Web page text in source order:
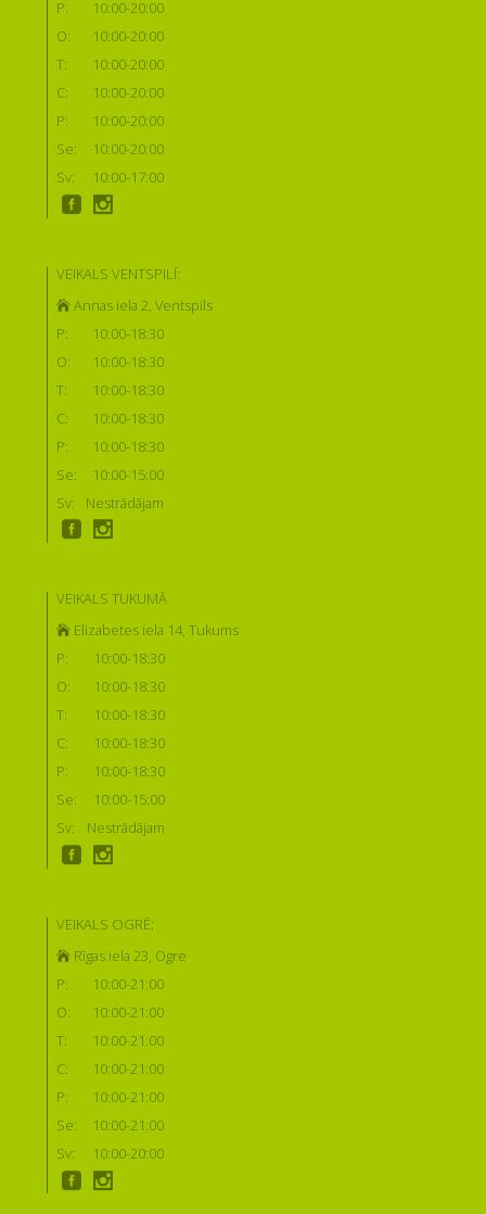
P:
10:00-20:00
O:
10:00-20:00
T:
10:00-20:00
C:
10:00-20:00
P:
10:00-20:00
Se:
10:00-20:00
Sv:
10:00-17:00
VEIKALS VENTSPILĪ:
Annas iela 2, Ventspils
P:
10:00-18:30
O:
10:00-18:30
T:
10:00-18:30
C:
10:00-18:30
P:
10:00-18:30
Se:
10:00-15:00
Sv:
Nestrādājam
VEIKALS TUKUMĀ
Elizabetes iela 14, Tukums
P:
10:00-18:30
O:
10:00-18:30
T:
10:00-18:30
C:
10:00-18:30
P:
10:00-18:30
Se:
10:00-15:00
Sv:
Nestrādājam
VEIKALS OGRĒ:
Rīgas iela 23, Ogre
P:
10:00-21:00
O:
10:00-21:00
T:
10:00-21:00
C:
10:00-21:00
P:
10:00-21:00
Se:
10:00-21:00
Sv:
10:00-20:00